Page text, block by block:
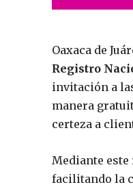
Oaxaca de
Registro
invitación a
manera
certeza a
Mediante
facilitando la